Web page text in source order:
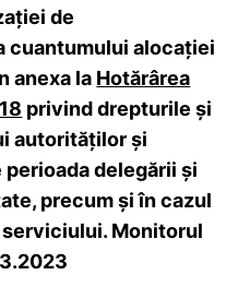
de
cuantumului alocaţiei
anexa la Hotărârea
privind drepturile şi
autorităţilor şi
delegării şi
precum şi în cazul
Monitorul